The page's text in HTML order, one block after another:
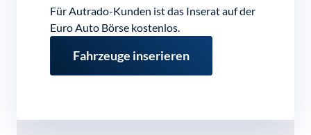
Für Autrado-Kunden ist das Inserat auf der
Euro Auto Börse kostenlos.
Fahrzeuge inserieren